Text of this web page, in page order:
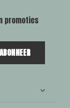
promoties
ABONNEER